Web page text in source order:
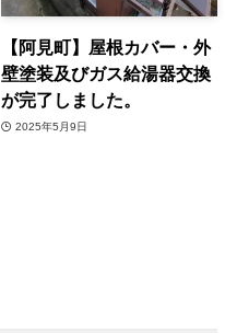
【阿見町】屋根カバー・外
壁塗装及びガス給湯器交換
が完了しました。
2025年5月9日